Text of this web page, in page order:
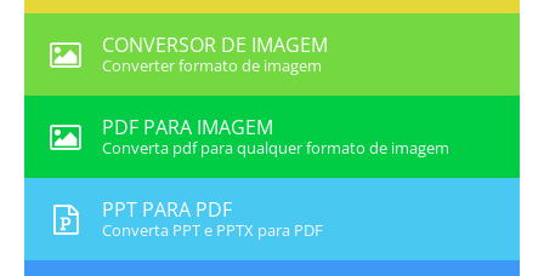
CONVERSOR DE IMAGEM
Converter formato de imagem
PDF PARA IMAGEM
Converta pdf para qualquer formato de imagem
PPT PARA PDF
Converta PPT e PPTX para PDF